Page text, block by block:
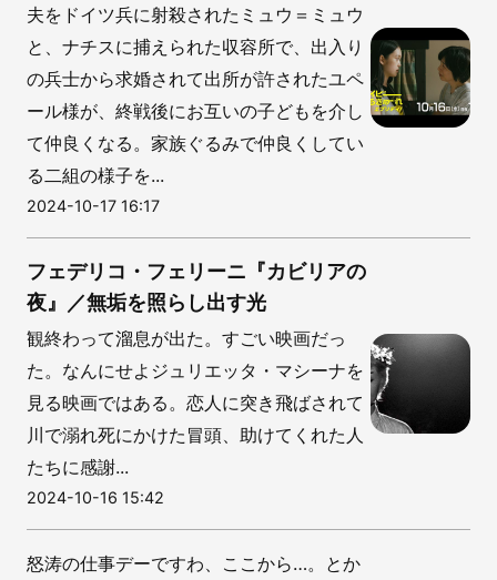
夫をドイツ兵に射殺されたミュウ＝ミュウ
と、ナチスに捕えられた収容所で、出入り
の兵士から求婚されて出所が許されたユペ
ール様が、終戦後にお互いの子どもを介し
て仲良くなる。家族ぐるみで仲良くしてい
る二組の様子を...
2024-10-17 16:17
フェデリコ・フェリーニ『カビリアの
夜』／無垢を照らし出す光
観終わって溜息が出た。すごい映画だっ
た。なんにせよジュリエッタ・マシーナを
見る映画ではある。恋人に突き飛ばされて
川で溺れ死にかけた冒頭、助けてくれた人
たちに感謝...
2024-10-16 15:42
怒涛の仕事デーですわ、ここから…。とか